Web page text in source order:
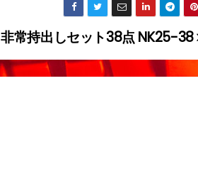
非常持出しセット38点 NK25-38